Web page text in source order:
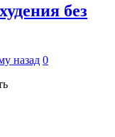
без
назад 0